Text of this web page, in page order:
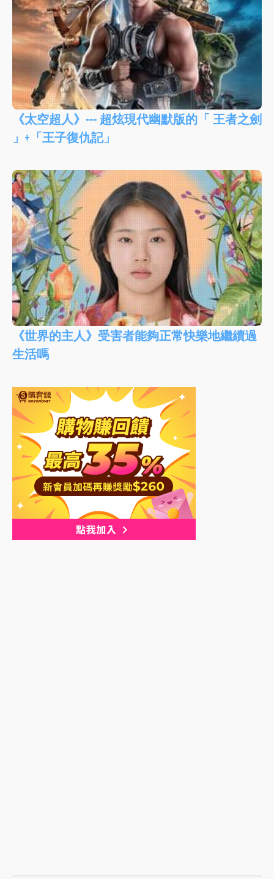
《太空超人》--- 超炫現代幽默版的「 王者之劍
」+「王子復仇記」
《世界的主人》受害者能夠正常快樂地繼續過
生活嗎